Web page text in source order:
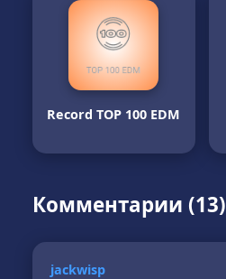
Record TOP 100 EDM
Комментарии (13)
jackwisp